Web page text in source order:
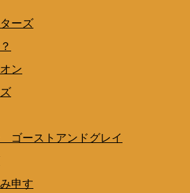
ーズ
ン
ゴーストアンドグレイ
申す